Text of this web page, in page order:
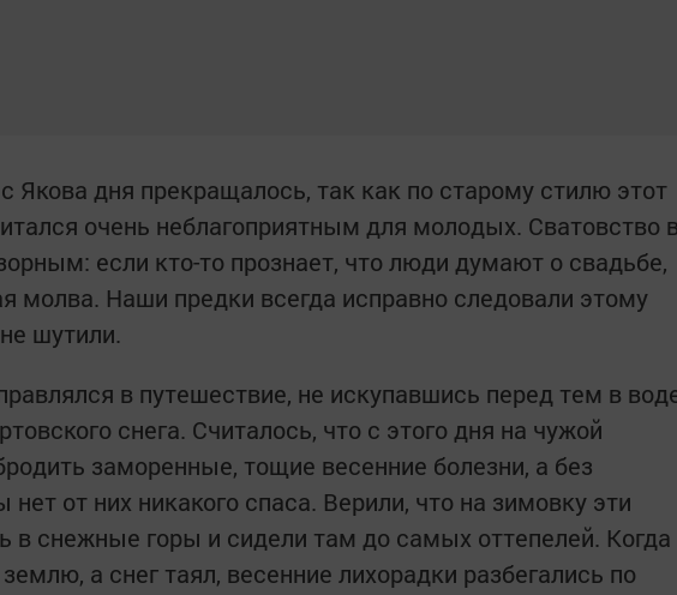
Якова дня прекращалось, так как по старому стилю этот
очень неблагоприятным для молодых. Сватовство
если кто-то прознает, что люди думают о свадьбе,
молва. Наши предки всегда исправно следовали этому
шутили.
в путешествие, не искупавшись перед тем в
снега. Считалось, что с этого дня на чужой
заморенные, тощие весенние болезни, а без
от них никакого спаса. Верили, что на зимовку эти
в снежные горы и сидели там до самых оттепелей. Когда
а снег таял, весенние лихорадки разбегались по